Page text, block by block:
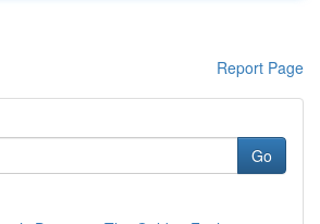
Report Page
Go